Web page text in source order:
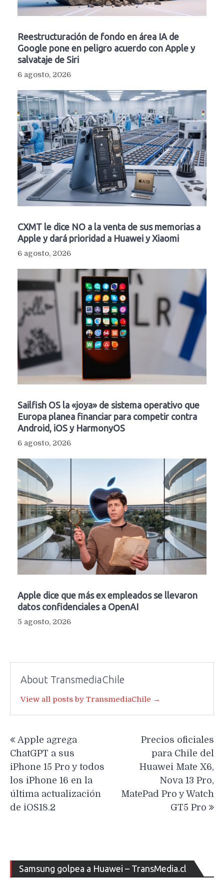
Reestructuración de fondo en área IA de
Google pone en peligro acuerdo con Apple y
salvataje de Siri
6 agosto, 2026
CXMT le dice NO a la venta de sus memorias a
Apple y dará prioridad a Huawei y Xiaomi
6 agosto, 2026
Sailfish OS la «joya» de sistema operativo que
Europa planea financiar para competir contra
Android, iOS y HarmonyOS
6 agosto, 2026
Apple dice que más ex empleados se llevaron
datos confidenciales a OpenAI
5 agosto, 2026
About TransmediaChile
View all posts by TransmediaChile →
de
entradas
Apple agrega
ChatGPT a sus
iPhone 15 Pro y todos
los iPhone 16 en la
última actualización
de iOS18.2
Precios oficiales
para Chile del
Huawei Mate X6,
Nova 13 Pro,
MatePad Pro y Watch
GT5 Pro
Samsung golpea a Huawei – TransMedia.cl
de